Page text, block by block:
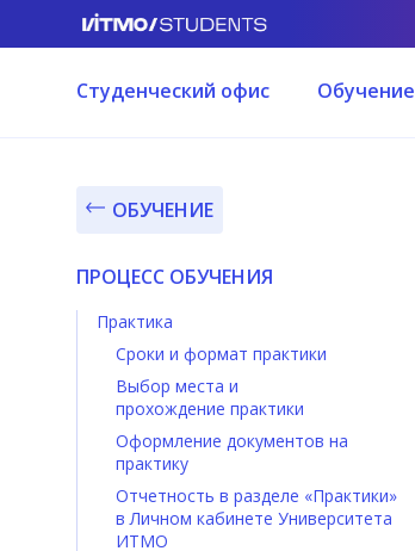
Студенческий офис Обучение
ОБУЧЕНИЕ
ПРОЦЕСС ОБУЧЕНИЯ
Практика
Сроки и формат практики
Выбор места и
прохождение практики
Оформление документов на
практику
Отчетность в разделе «Практики»
в Личном кабинете Университета
ИТМО